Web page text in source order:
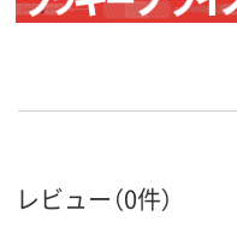
レビュー（0件）